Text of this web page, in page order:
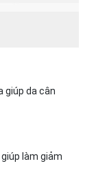
giúp da cân
làm giảm